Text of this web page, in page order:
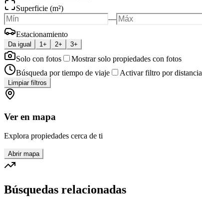
Superficie (m²)
—
Estacionamiento
Da igual 1+ 2+ 3+
Solo con fotos
Mostrar solo propiedades con fotos
Búsqueda por tiempo de viaje
Activar filtro por distancia
Limpiar filtros
Ver en mapa
Explora propiedades cerca de ti
Abrir mapa
Búsquedas relacionadas